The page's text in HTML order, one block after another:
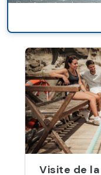
Visite de